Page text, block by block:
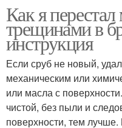
Как я
трещинами в
инструкция
Если сруб не новый,
механическим или
или масла с
чистой, без пыли и
поверхности, тем